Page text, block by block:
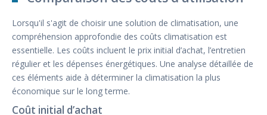
Lorsqu'il s'agit de choisir une solution de climatisation, une
compréhension approfondie des coûts climatisation est
essentielle. Les coûts incluent le prix initial d’achat, l’entretien
régulier et les dépenses énergétiques. Une analyse détaillée de
ces éléments aide à déterminer la climatisation la plus
économique sur le long terme.
Coût initial d’achat